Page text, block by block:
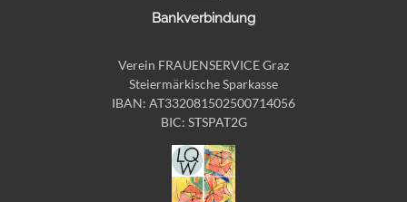
Bankverbindung
Verein FRAUENSERVICE Graz
Steiermärkische Sparkasse
IBAN: AT332081502500714056
BIC: STSPAT2G